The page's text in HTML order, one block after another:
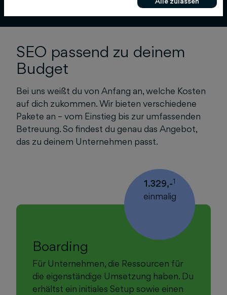
SEO passend zu deinem
Budget
Bei uns weißt du von Anfang an, welche Kosten
auf dich zukommen. Wir bieten verschiedene
Pakete an – vom Einstieg bis zur umfassenden
Betreuung. So findest du genau das Angebot,
das zu deinem Unternehmen passt.
1.329,-1
einmalig
Boarding
Für Unternehmen, die Ressourcen für
die eigenständige Umsetzung haben. Du
erhältst ein initiales Setup sowie einen